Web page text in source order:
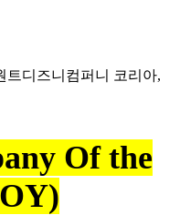
트디즈니컴퍼니 코리아,
Of the